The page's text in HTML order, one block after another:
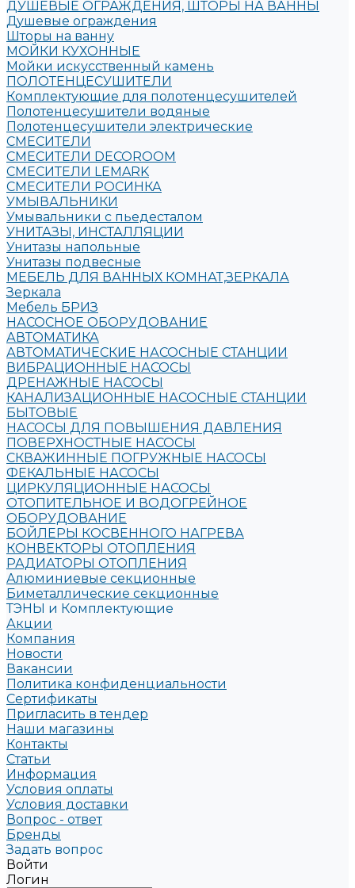
ДУШЕВЫЕ ОГРАЖДЕНИЯ, ШТОРЫ НА ВАННЫ
Душевые ограждения
Шторы на ванну
МОЙКИ КУХОННЫЕ
Мойки искусственный камень
ПОЛОТЕНЦЕСУШИТЕЛИ
Комплектующие для полотенцесушителей
Полотенцесушители водяные
Полотенцесушители электрические
СМЕСИТЕЛИ
СМЕСИТЕЛИ DECOROOM
СМЕСИТЕЛИ LEMARK
СМЕСИТЕЛИ РОСИНКА
УМЫВАЛЬНИКИ
Умывальники с пьедесталом
УНИТАЗЫ, ИНСТАЛЛЯЦИИ
Унитазы напольные
Унитазы подвесные
МЕБЕЛЬ ДЛЯ ВАННЫХ КОМНАТ,ЗЕРКАЛА
Зеркала
Мебель БРИЗ
НАСОСНОЕ ОБОРУДОВАНИЕ
АВТОМАТИКА
АВТОМАТИЧЕСКИЕ НАСОСНЫЕ СТАНЦИИ
ВИБРАЦИОННЫЕ НАСОСЫ
ДРЕНАЖНЫЕ НАСОСЫ
КАНАЛИЗАЦИОННЫЕ НАСОСНЫЕ СТАНЦИИ
БЫТОВЫЕ
НАСОСЫ ДЛЯ ПОВЫШЕНИЯ ДАВЛЕНИЯ
ПОВЕРХНОСТНЫЕ НАСОСЫ
СКВАЖИННЫЕ ПОГРУЖНЫЕ НАСОСЫ
ФЕКАЛЬНЫЕ НАСОСЫ
ЦИРКУЛЯЦИОННЫЕ НАСОСЫ
ОТОПИТЕЛЬНОЕ И ВОДОГРЕЙНОЕ
ОБОРУДОВАНИЕ
БОЙЛЕРЫ КОСВЕННОГО НАГРЕВА
КОНВЕКТОРЫ ОТОПЛЕНИЯ
РАДИАТОРЫ ОТОПЛЕНИЯ
Алюминиевые секционные
Биметаллические секционные
ТЭНЫ и Комплектующие
Акции
Компания
Новости
Вакансии
Политика конфиденциальности
Сертификаты
Пригласить в тендер
Наши магазины
Контакты
Статьи
Информация
Условия оплаты
Условия доставки
Вопрос - ответ
Бренды
Задать вопрос
Войти
Логин